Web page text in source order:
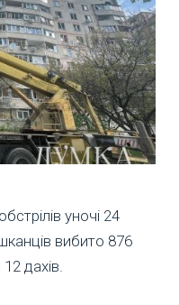
уночі 24
вибито 876
дахів.